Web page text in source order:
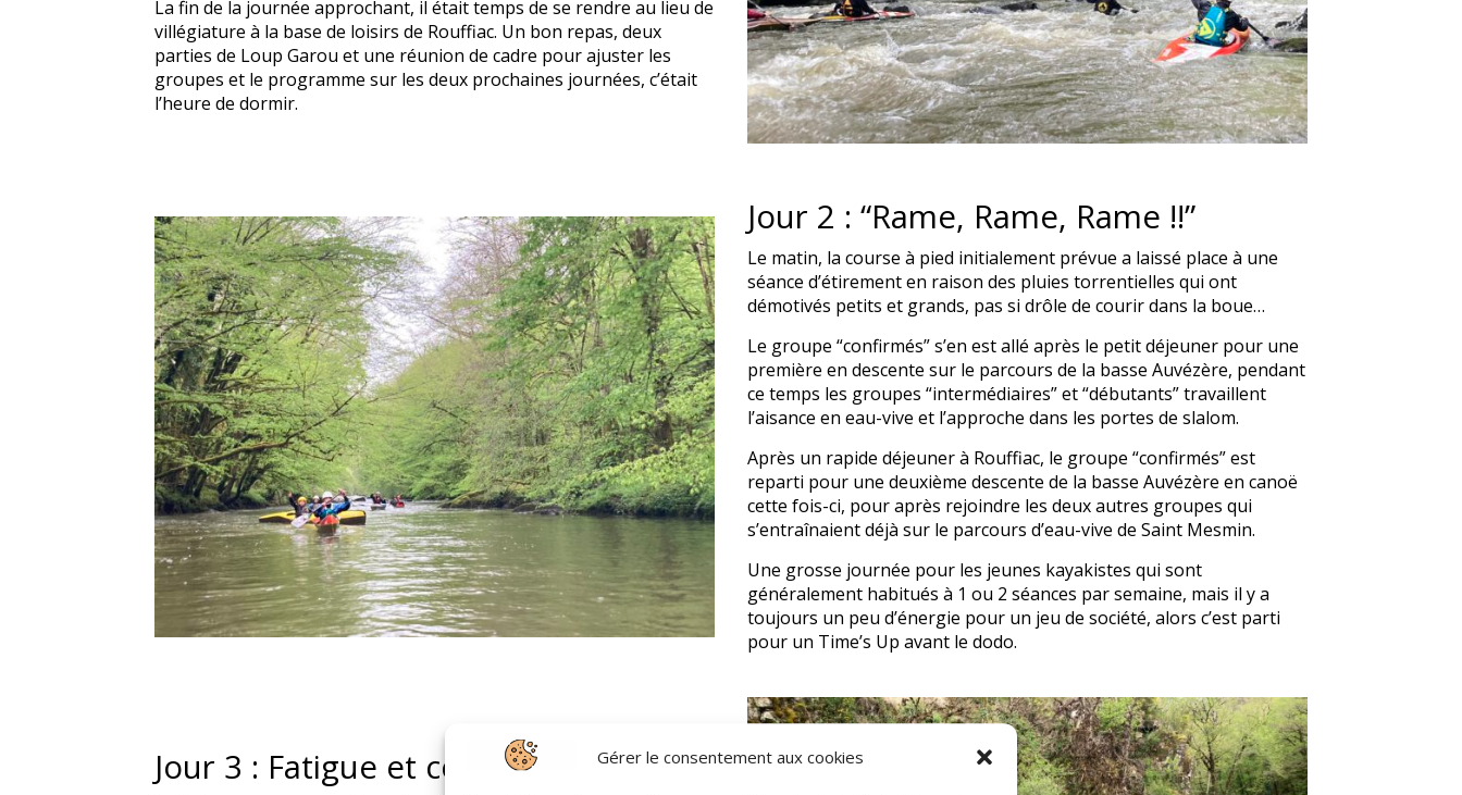
Gérer le consentement aux cookies
La fin de la journée approchant, il était temps de se rendre au lieu de
villégiature à la base de loisirs de Rouffiac. Un bon repas, deux
parties de Loup Garou et une réunion de cadre pour ajuster les
groupes et le programme sur les deux prochaines journées, c’était
l’heure de dormir.
Jour 2 : “Rame, Rame, Rame !!”
Le matin, la course à pied initialement prévue a laissé place à une
séance d’étirement en raison des pluies torrentielles qui ont
démotivés petits et grands, pas si drôle de courir dans la boue…
Le groupe “confirmés” s’en est allé après le petit déjeuner pour une
première en descente sur le parcours de la basse Auvézère, pendant
ce temps les groupes “intermédiaires” et “débutants” travaillent
l’aisance en eau-vive et l’approche dans les portes de slalom.
Après un rapide déjeuner à Rouffiac, le groupe “confirmés” est
reparti pour une deuxième descente de la basse Auvézère en canoë
cette fois-ci, pour après rejoindre les deux autres groupes qui
s’entraînaient déjà sur le parcours d’eau-vive de Saint Mesmin.
Une grosse journée pour les jeunes kayakistes qui sont
généralement habitués à 1 ou 2 séances par semaine, mais il y a
toujours un peu d’énergie pour un jeu de société, alors c’est parti
pour un Time’s Up avant le dodo.
Jour 3 : Fatigue et courbatures